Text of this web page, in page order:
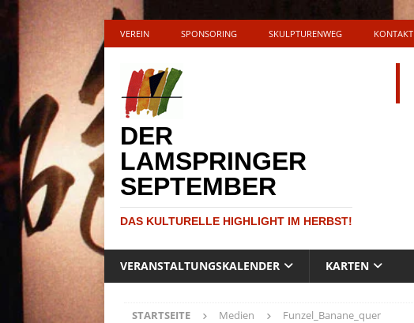
VEREIN SPONSORING SKULPTURENWEG KONTAKT
DER
LAMSPRINGER
SEPTEMBER
DAS KULTURELLE HIGHLIGHT IM HERBST!
VERANSTALTUNGSKALENDER KARTEN
STARTSEITE Medien Funzel_Banane_quer